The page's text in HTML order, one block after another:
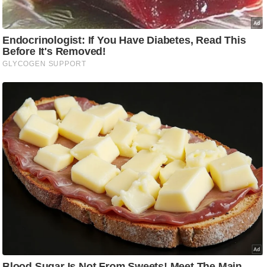
g
N
e
w
s
फ
स्टा
इ
ल
टे
टी